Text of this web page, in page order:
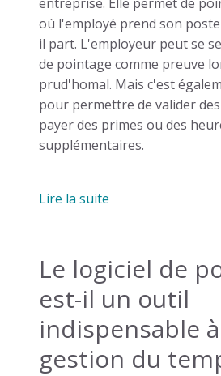
où l'employé prend son
il part. L'employeur peut se
de pointage comme preuve
prud'homal. Mais c'est
pour permettre de valider
payer des primes ou des
supplémentaires.
Lire la suite
Le logiciel de
est-il un outil
indispensable
gestion du